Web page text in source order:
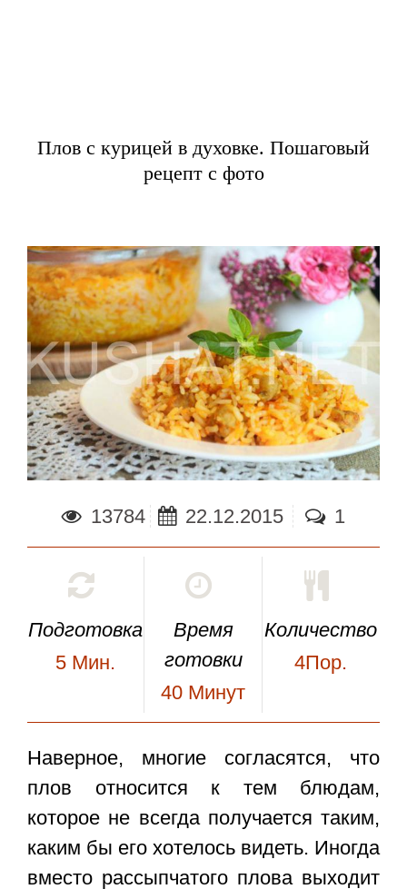
Плов с курицей в духовке. Пошаговый
рецепт с фото
13784 22.12.2015 1
Подготовка
5 Мин.
Время
готовки
40 Минут
Количество
4Пор.
Наверное, многие согласятся, что
плов относится к тем блюдам,
которое не всегда получается таким,
каким бы его хотелось видеть. Иногда
вместо рассыпчатого плова выходит